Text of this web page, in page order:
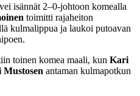
isännät 2–0-johtoon komealla
toimitti rajaheiton
kulmalippua ja laukoi putoavan
toinen komea maali, kun Kari
Mustosen antaman kulmapotkun